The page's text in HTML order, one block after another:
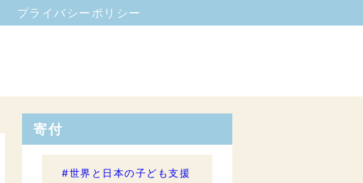
プライバシーポリシー
寄付
#世界と日本の子ども支援